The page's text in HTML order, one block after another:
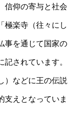
信仰の寄与と社会
極楽寺（往々にし
事を通じて国家の
されています。
）などに王の伝説
支えとなっていま